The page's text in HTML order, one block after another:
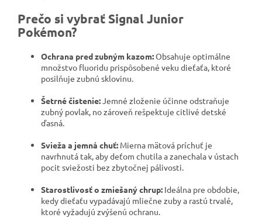
Prečo si vybrať Signal Junior
Pokémon?
Ochrana pred zubným kazom:Obsahuje optimálne
množstvo fluoridu prispôsobené veku dieťaťa, ktoré
posilňuje zubnú sklovinu.
Šetrné čistenie:Jemné zloženie účinne odstraňuje
zubný povlak, no zároveň rešpektuje citlivé detské
ďasná.
Svieža a jemná chuť: Mierna mätová príchuť je
navrhnutá tak, aby deťom chutila a zanechala v ústach
pocit sviežosti bez zbytočnej pálivosti.
Starostlivosť o zmiešaný chrup: Ideálna pre obdobie,
kedy dieťaťu vypadávajú mliečne zuby a rastú trvalé,
ktoré vyžadujú zvýšenú ochranu.